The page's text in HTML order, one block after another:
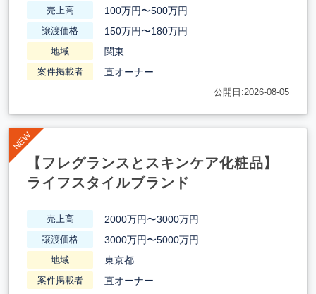
売上高 100万円〜500万円
譲渡価格 150万円〜180万円
地域 関東
案件掲載者 直オーナー
公開日:2026-08-05
【フレグランスとスキンケア化粧品】
ライフスタイルブランド
売上高 2000万円〜3000万円
譲渡価格 3000万円〜5000万円
地域 東京都
案件掲載者 直オーナー